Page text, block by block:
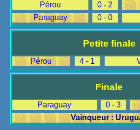
Pérou 0 - 2
Paraguay
0 - 0
Petite finale
Pérou 4 - 1
Finale
Paraguay 0 - 3
Vainqueur :